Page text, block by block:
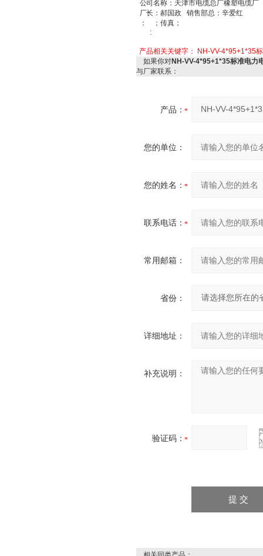
公司名称：天津市电缆总厂橡塑电缆
厂长：郝国政
销售部总：辛爱红
：
；传真；
:
产品相关关键字：
NH-VV-4*95+1*35
如果你对NH-VV-4*95+1*35标准电力
与厂家联系：
产品：
您的单位：
您的姓名：
联系电话：
常用邮箱：
省份：
详细地址：
补充说明：
验证码：